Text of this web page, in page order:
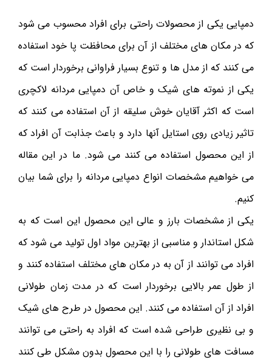
دمپایی یکی از محصولات راحتی برای افراد محسوب می شود
که در مکان های مختلف از آن برای محافظت پا خود استفاده
می کنند که از مدل ها و تنوع بسیار فراوانی برخوردار است که
یکی از نموته های شیک و خاص آن دمپایی مردانه لاکچری
است که اکثر آقایان خوش سلیقه از آن استفاده می کنند که
تاثیر زیادی روی استایل آنها دارد و باعث جذابت آن افراد که
از این محصول استفاده می کنند می شود. ما در این مقاله
می خواهیم مشخصات انواع دمپایی مردانه را برای شما بیان
کنیم.
یکی از مشخصات بارز و عالی این محصول این است که به
شکل استاندار و مناسبی از بهترین مواد اول تولید می شود که
افراد می توانند از آن به در مکان های مختلف استفاده کنند و
از طول عمر بالایی برخوردار است که در مدت زمان طولانی
افراد از آن استفاده می کنند. این محصول در طرح های شیک
و بی نظیری طراحی شده است که افراد به راحتی می توانند
مسافت های طولانی را با این محصول بدون مشکل طی کنند